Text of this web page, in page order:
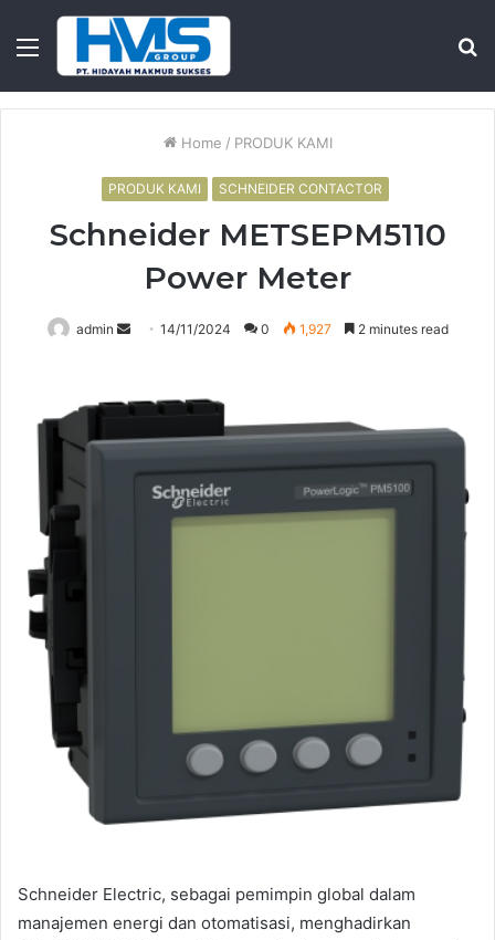
Menu
Home / PRODUK KAMI
PRODUK KAMI SCHNEIDER CONTACTOR
Schneider METSEPM5110
Power Meter
admin
Send14/11/2024 0 1,927 2 minutes read
Schneider Electric, sebagai pemimpin global dalam
manajemen energi dan otomatisasi, menghadirkan